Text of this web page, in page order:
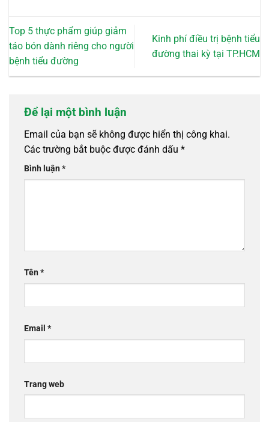
Top 5 thực phẩm giúp giảm
táo bón dành riêng cho người
bệnh tiểu đường
Kinh phí điều trị bệnh tiểu
đường thai kỳ tại TP.HCM
Để lại một bình luận
Email của bạn sẽ không được hiển thị công khai.
Các trường bắt buộc được đánh dấu *
Bình luận*
Tên*
Email *
Trang web